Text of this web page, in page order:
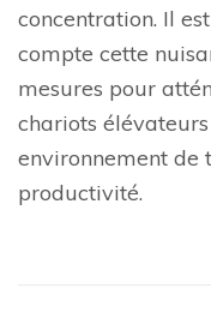
concentration. Il
compte cette
mesures pour
chariots
environnement
productivité.